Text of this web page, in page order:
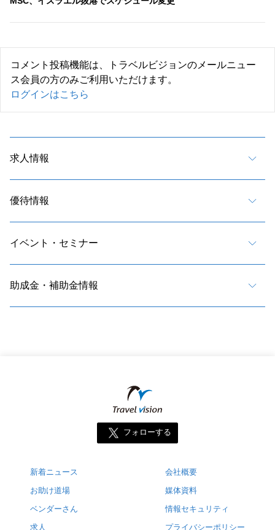
コメント投稿機能は、トラベルビジョンのメールニュー
ス会員の方のみご利用いただけます。
ログインはこちら
求人情報
優待情報
イベント・セミナー
助成金・補助金情報
フォローする
新着ニュース
お助け道場
ベンダーさん
求人
会社概要
媒体資料
情報セキュリティ
プライバシーポリシー